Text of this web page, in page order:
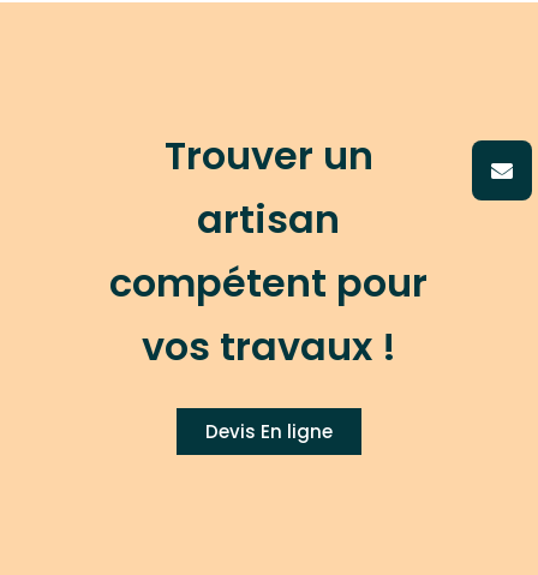
Trouver un
artisan
compétent pour
vos travaux !
Devis En ligne